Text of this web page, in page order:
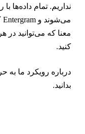
که می‌توانید در هر
رویکرد ما به